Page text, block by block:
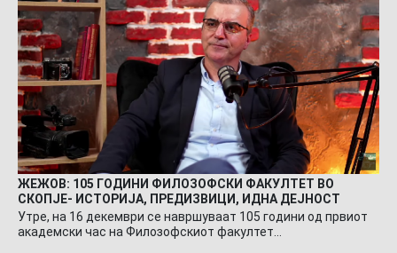
ЖЕЖОВ: 105 ГОДИНИ ФИЛОЗОФСКИ ФАКУЛТЕТ ВО
СКОПЈЕ- ИСТОРИЈА, ПРЕДИЗВИЦИ, ИДНА ДЕЈНОСТ
Утре, на 16 декември се навршуваат 105 години од првиот
академски час на Филозофскиот факултет…